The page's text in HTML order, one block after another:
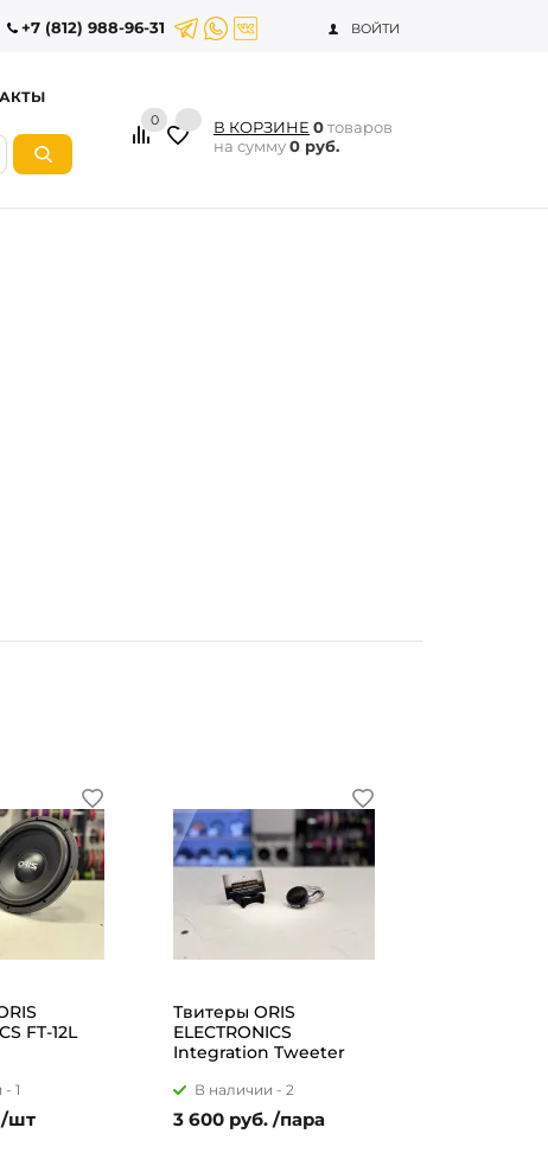
+7 (812) 988-96-31 ВОЙТИ
0 В КОРЗИНЕ 0товаров
на сумму0 руб.
FT-12L
- 1
/шт
Твитеры ORIS
ELECTRONICS
Integration Tweeter
В наличии - 2
3 600 руб. /пара